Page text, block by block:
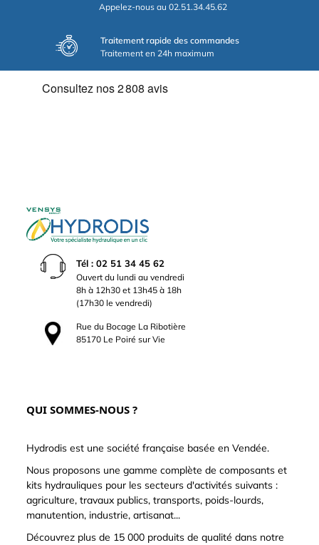
Appelez-nous au 02.51.34.45.62
Traitement rapide des commandes
Traitement en 24h maximum
Tél : 02 51 34 45 62
Ouvert du lundi au vendredi
8h à 12h30 et 13h45 à 18h
(17h30 le vendredi)
Rue du Bocage La Ribotière
85170 Le Poiré sur Vie
QUI SOMMES-NOUS ?
Hydrodis est une société française basée en Vendée.
Nous proposons une gamme complète de composants et
kits hydrauliques pour les secteurs d'activités suivants :
agriculture, travaux publics, transports, poids-lourds,
manutention, industrie, artisanat...
Découvrez plus de 15 000 produits de qualité dans notre